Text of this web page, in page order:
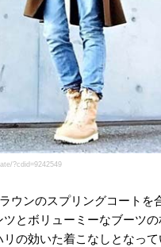
?cdid=9242549
ウンのスプリングコートを
とボリューミーなブーツの
の効いた着こなしとなって